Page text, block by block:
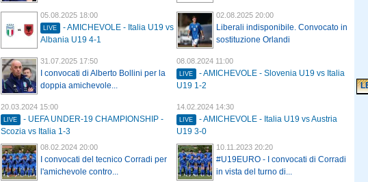
05.08.2025 18:00
LIVE
- AMICHEVOLE - Italia U19 vs
Albania U19 4-1
02.08.2025 20:00
Liberali indisponibile. Convocato in
sostituzione Orlandi
31.07.2025 17:50
I convocati di Alberto Bollini per la
doppia amichevole...
08.08.2024 11:00
LIVE
- AMICHEVOLE - Slovenia U19 vs Italia
U19 1-2
20.03.2024 15:00
LIVE
- UEFA UNDER-19 CHAMPIONSHIP -
Scozia vs Italia 1-3
14.02.2024 14:30
LIVE
- AMICHEVOLE - Italia U19 vs Austria
U19 3-0
08.02.2024 20:00
I convocati del tecnico Corradi per
l'amichevole contro...
10.11.2023 20:20
#U19EURO - I convocati di Corradi
in vista del turno di...